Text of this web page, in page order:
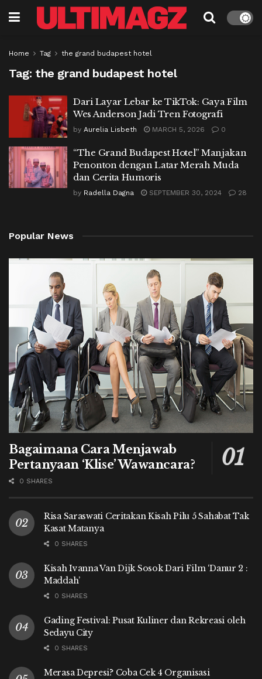
Home Tag the grand budapest hotel
Tag: the grand budapest hotel
Dari Layar Lebar ke TikTok: Gaya Film
Wes Anderson Jadi Tren Fotografi
by Aurelia Lisbeth MARCH 5, 2026 0
“The Grand Budapest Hotel” Manjakan
Penonton dengan Latar Merah Muda
dan Cerita Humoris
by Radella Dagna SEPTEMBER 30, 2024 28
Popular News
Bagaimana Cara Menjawab
Pertanyaan ‘Klise’ Wawancara?
0 SHARES
Risa Saraswati Ceritakan Kisah Pilu 5 Sahabat Tak
Kasat Matanya
0 SHARES
Kisah Ivanna Van Dijk Sosok Dari Film ‘Danur 2 :
Maddah’
0 SHARES
Gading Festival: Pusat Kuliner dan Rekreasi oleh
Sedayu City
0 SHARES
Merasa Depresi? Coba Cek 4 Organisasi